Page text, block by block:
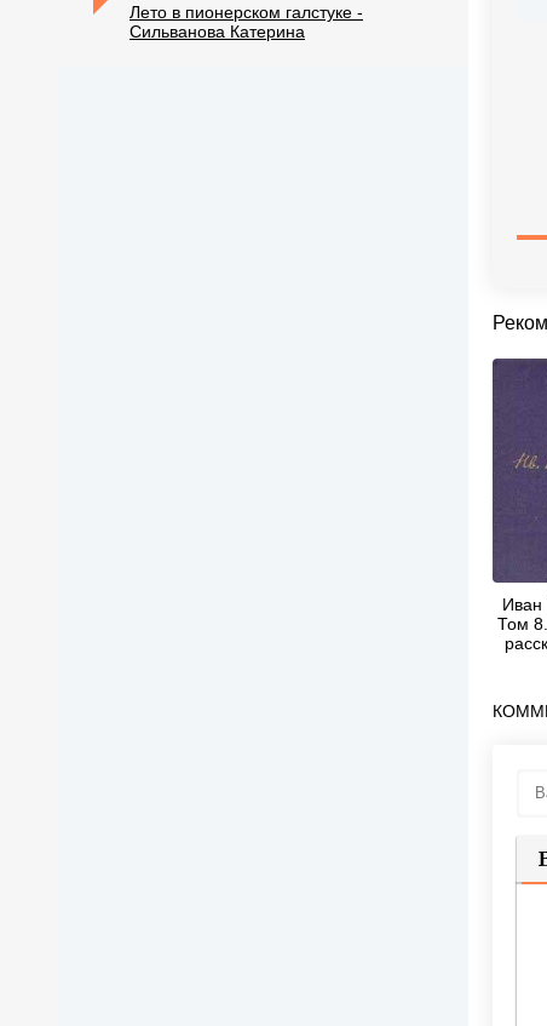
Иван
Том
Лето в пионерском галстуке -
Сильванова Катерина